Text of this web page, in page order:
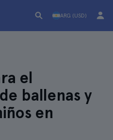
ARG (USD)
el
ballenas y
en